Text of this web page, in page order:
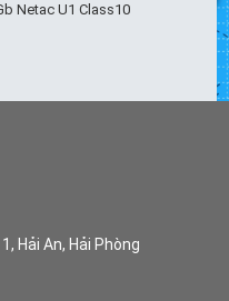
Netac U1 Class10
Hải An, Hải Phòng